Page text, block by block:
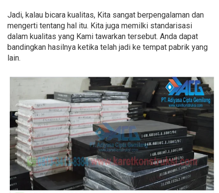
Jadi, kalau bicara kualitas, Kita sangat berpengalaman dan
mengerti tentang hal itu. Kita juga memilki standarisasi
dalam kualitas yang Kami tawarkan tersebut. Anda dapat
bandingkan hasilnya ketika telah jadi ke tempat pabrik yang
lain.